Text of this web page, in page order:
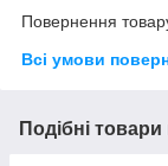
Повернення
Всі умови
Подібні товари